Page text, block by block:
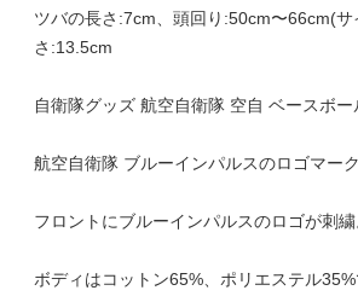
ツバの長さ:7cm、頭回り:50cm〜66cm(
さ:13.5cm
自衛隊グッズ 航空自衛隊 空自 ベースボ
航空自衛隊 ブルーインパルスのロゴマーク
フロントにブルーインパルスのロゴが刺繍
ボディはコットン65%、ポリエステル35%